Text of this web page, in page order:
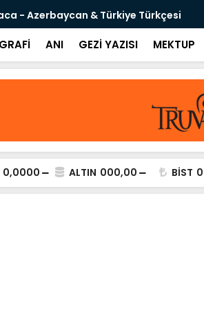
- Azerbaycan & Türkiye Türkçesi
ANI GEZİ YAZISI MEKTUP
0,0000 ALTIN 000,00 BİST